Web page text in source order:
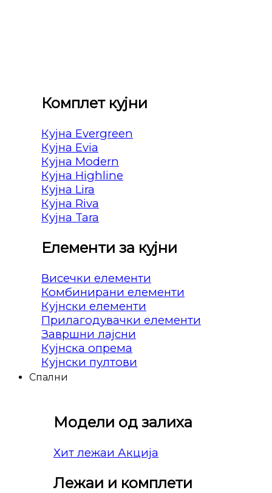
Комплет кујни
Кујна Evergreen
Кујна Evia
Кујна Modern
Кујна Highline
Кујна Lira
Кујна Riva
Кујна Tara
Елементи за кујни
Висечки елементи
Комбинирани елементи
Кујнски елементи
Прилагодувачки елементи
Завршни лајсни
Кујнска опрема
Кујнски пултови
Спални
Модели од залиха
Хит лежаи
Лежаи и комплети